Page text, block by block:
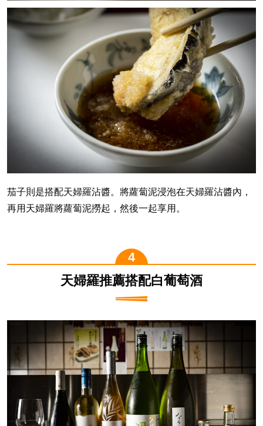
茄子則是搭配天婦羅沾醬。將蘿蔔泥浸泡在天婦羅沾醬內，
再用天婦羅將蘿蔔泥撈起，然後一起享用。
天婦羅推薦搭配白葡萄酒